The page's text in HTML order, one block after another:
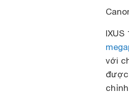
với
được